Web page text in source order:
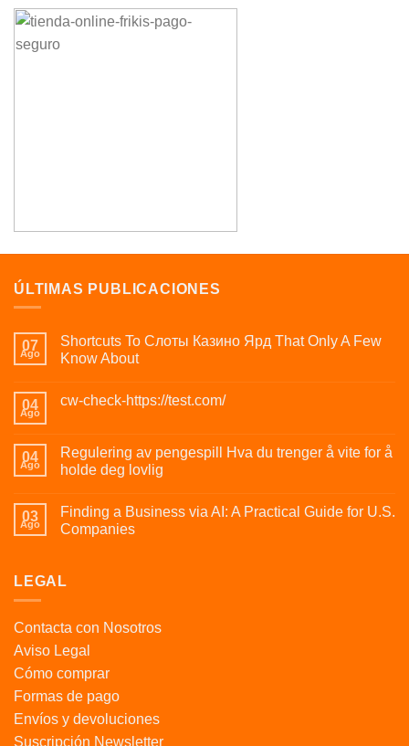
ÚLTIMAS PUBLICACIONES
07
Ago
Shortcuts To Слоты Казино Ярд That Only A Few
Know About
04
Ago
cw-check-https://test.com/
04
Ago
Regulering av pengespill Hva du trenger å vite for å
holde deg lovlig
03
Ago
Finding a Business via AI: A Practical Guide for U.S.
Companies
LEGAL
Contacta con Nosotros
Aviso Legal
Cómo comprar
Formas de pago
Envíos y devoluciones
Suscripción Newsletter